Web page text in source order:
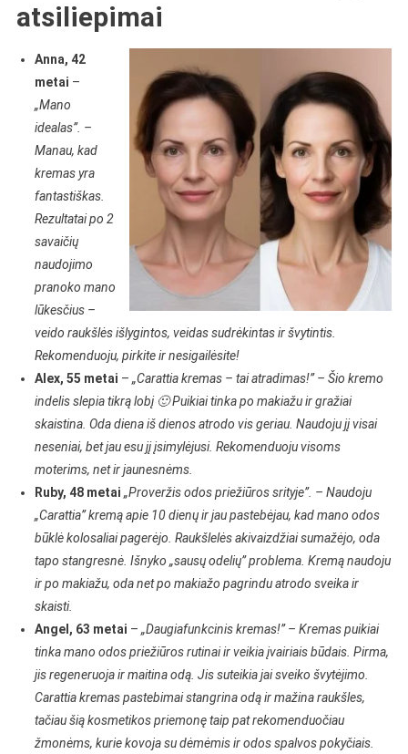
atsiliepimai
Anna, 42
metai –
„Mano
idealas”. –
Manau, kad
kremas yra
fantastiškas.
Rezultatai po 2
savaičių
naudojimo
pranoko mano
lūkesčius –
veido raukšlės išlygintos, veidas sudrėkintas ir švytintis.
Rekomenduoju, pirkite ir nesigailėsite!
Alex, 55 metai – „Carattia kremas – tai atradimas!” – Šio kremo
indelis slepia tikrą lobį 🙂 Puikiai tinka po makiažu ir gražiai
skaistina. Oda diena iš dienos atrodo vis geriau. Naudoju jį visai
neseniai, bet jau esu jį įsimylėjusi. Rekomenduoju visoms
moterims, net ir jaunesnėms.
Ruby, 48 metai „Proveržis odos priežiūros srityje”. – Naudoju
„Carattia” kremą apie 10 dienų ir jau pastebėjau, kad mano odos
būklė kolosaliai pagerėjo. Raukšlelės akivaizdžiai sumažėjo, oda
tapo stangresnė. Išnyko „sausų odelių” problema. Kremą naudoju
ir po makiažu, oda net po makiažo pagrindu atrodo sveika ir
skaisti.
Angel, 63 metai – „Daugiafunkcinis kremas!” – Kremas puikiai
tinka mano odos priežiūros rutinai ir veikia įvairiais būdais. Pirma,
jis regeneruoja ir maitina odą. Jis suteikia jai sveiko švytėjimo.
Carattia kremas pastebimai stangrina odą ir mažina raukšles,
tačiau šią kosmetikos priemonę taip pat rekomenduočiau
žmonėms, kurie kovoja su dėmėmis ir odos spalvos pokyčiais.